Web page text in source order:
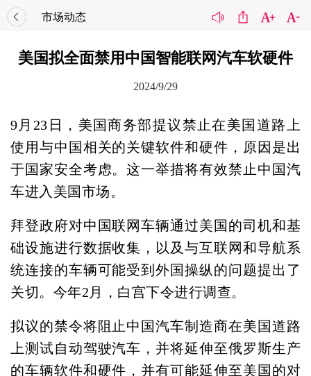
市场动态
美国拟全面禁用中国智能联网汽车软硬件
2024/9/29
9月23日，美国商务部提议禁止在美国道路上
使用与中国相关的关键软件和硬件，原因是出
于国家安全考虑。这一举措将有效禁止中国汽
车进入美国市场。
拜登政府对中国联网车辆通过美国的司机和基
础设施进行数据收集，以及与互联网和导航系
统连接的车辆可能受到外国操纵的问题提出了
关切。今年2月，白宫下令进行调查。
拟议的禁令将阻止中国汽车制造商在美国道路
上测试自动驾驶汽车，并将延伸至俄罗斯生产
的车辆软件和硬件，并有可能延伸至美国的对